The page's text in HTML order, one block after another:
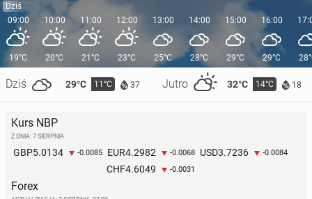
Dziś
09:00
19°C
Dziś 29°C 11°C 37 Jutro 32°C 14°C 18
10:00
20°C
11:00
21°C
12:00
23°C
13:00
25°C
14:00
28°C
15:00
29°C
16:00
29°C
Kurs NBP
Z DNIA: 7 SIERPNIA
GBP5.0134 -0.0085 EUR4.2982 -0.0068 USD3.7236 -0.0084
CHF4.6049 -0.0031
Forex